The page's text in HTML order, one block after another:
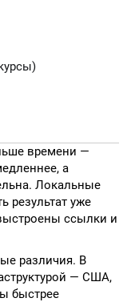
времени —
а
Локальные
результат уже
ссылки и
различия. В
— США,
быстрее